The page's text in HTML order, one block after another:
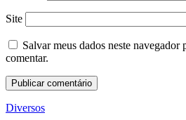
Site
Salvar meus dados neste navegador
comentar.
Diversos